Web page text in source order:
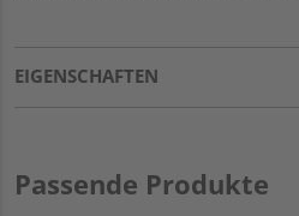
EIGENSCHAFTEN
Passende Produkte